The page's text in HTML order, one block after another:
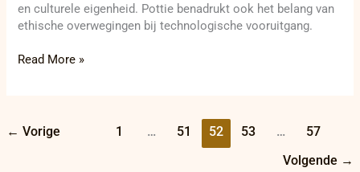
en culturele eigenheid. Pottie benadrukt ook het belang van
ethische overwegingen bij technologische vooruitgang.
Read More »
← Vorige 1 … 51 52 53 … 57
Volgende →